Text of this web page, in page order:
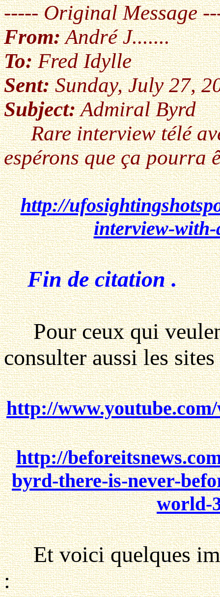
----- Original Message
From:André J.......
To:Fred Idylle
Sent:Sunday, July 27,
Subject:Admiral Byrd
Rare interview télé
espérons que ça pourra
http://
interview-
Fin de citation .
Pour ceux qui
consulter aussi les
http://
http://
byrd-there-is-never-
world-
Et voici quelques
: